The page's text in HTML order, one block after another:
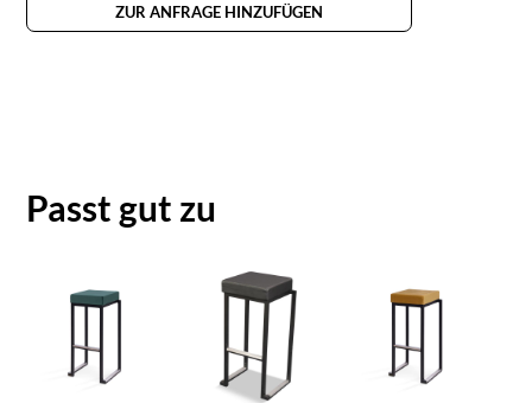
ZUR ANFRAGE HINZUFÜGEN
Passt gut zu